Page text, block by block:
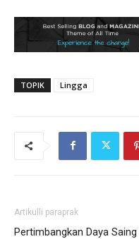
TOPIK Lingga
Artikulli paraprak
Pertimbangkan Daya Saing